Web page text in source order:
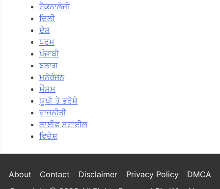
ਟੈਕਨਾਲੋਜੀ
ਦਿਲੀ
ਦੇਸ਼
ਧਰਮ
ਪੰਜਾਬੀ
ਬਲਾਗ
ਮਨੋਰੰਜਨ
ਮੌਸਮ
ਯੂਪੀ ਤੇ ਭਰੋਸੇ
ਰਾਜਨੀਤੀ
ਲਾਈਫ ਸਟਾਈਲ
ਵਿਦੇਸ਼
About Contact Disclaimer Privacy Policy
DMCA